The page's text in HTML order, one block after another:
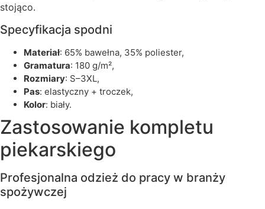
stojąco.
Specyfikacja spodni
materiał: 65% bawełna, 35% poliester,
gramatura: 180 g/m²,
rozmiary: S–3XL,
pas: elastyczny + troczek,
kolor: biały.
Zastosowanie kompletu
piekarskiego
Profesjonalna odzież do pracy w branży
spożywczej